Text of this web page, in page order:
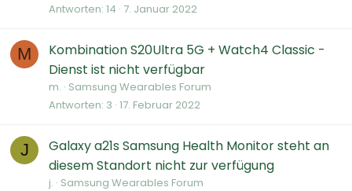
Antworten 14 7. Januar 2022
M
Kombination S20Ultra 5G + Watch4 Classic -
Dienst ist nicht verfügbar
m. Samsung Wearables Forum
Antworten 3 17. Februar 2022
J
Galaxy a21s Samsung Health Monitor steht an
diesem Standort nicht zur verfügung
j. Samsung Wearables Forum